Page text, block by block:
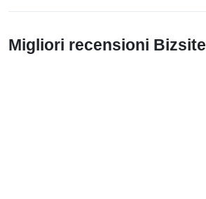
Migliori recensioni Bizsite